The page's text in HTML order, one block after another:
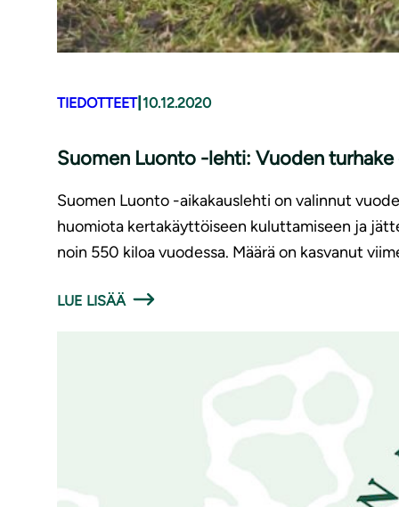
TIEDOTTEET| 10.12.2020
Suomen Luonto -lehti: Vuoden
Suomen Luonto -aikakauslehti on valinnut
huomiota kertakäyttöiseen kuluttamiseen ja
noin 550 kiloa vuodessa. Määrä on kasvanut
LUE LISÄÄ